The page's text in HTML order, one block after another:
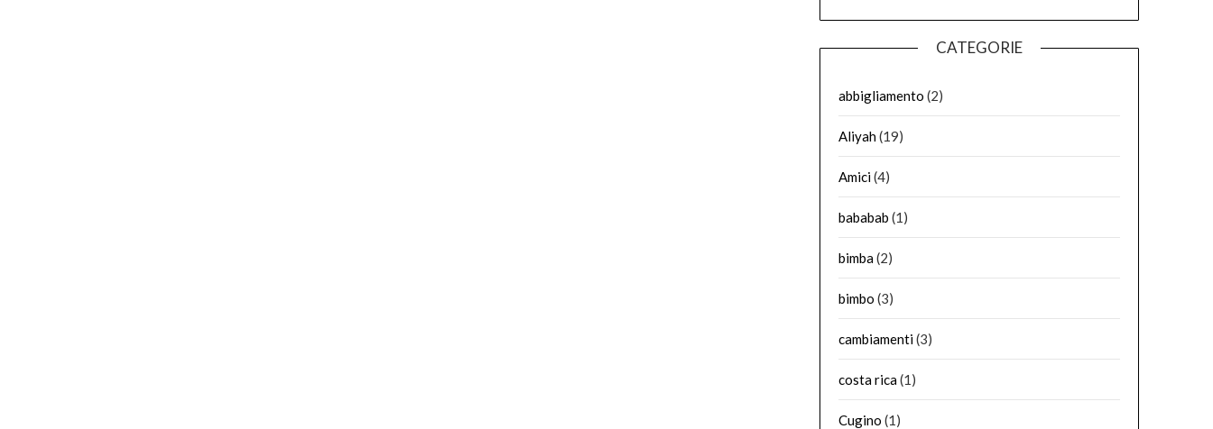
CATEGORIE
abbigliamento (2)
Aliyah(19)
Amici(4)
bababab (1)
bimba(2)
bimbo (3)
cambiamenti(3)
costa rica(1)
Cugino (1)